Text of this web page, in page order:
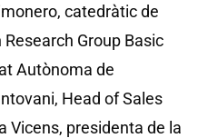
catedràtic de
Group Basic
Autònoma de
Head of Sales
Vicens, presidenta de la